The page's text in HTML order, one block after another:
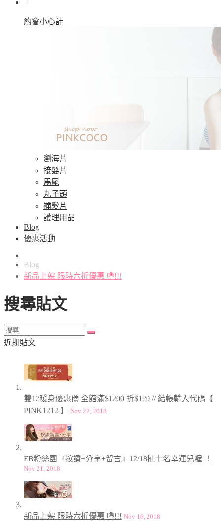
+
約會小心計
瀏海片
接髮片
馬尾
丸子頭
補髮片
護理用品
Blog
優惠活動
Blog
新品上架 限時六折優惠 嚕!!!
搜尋貼文
近期貼文
雙12暖身優惠碼 全館滿$1200 折$120 // 結帳輸入代碼【
PINK1212 】
Nov 22, 2018
FB粉絲團『按讚+分享+留言』12/18抽十名幸運兒喔 ！
Nov 21, 2018
新品上架 限時六折優惠 嚕!!! Nov 16, 2018